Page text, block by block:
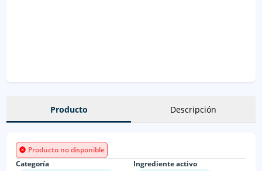
Producto Descripción
Producto no disponible
Categoría
Ingrediente activo